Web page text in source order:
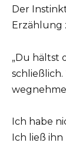
Der
Erzählung
„Du hältst
schließlich.
Ich habe
Ich ließ ihn